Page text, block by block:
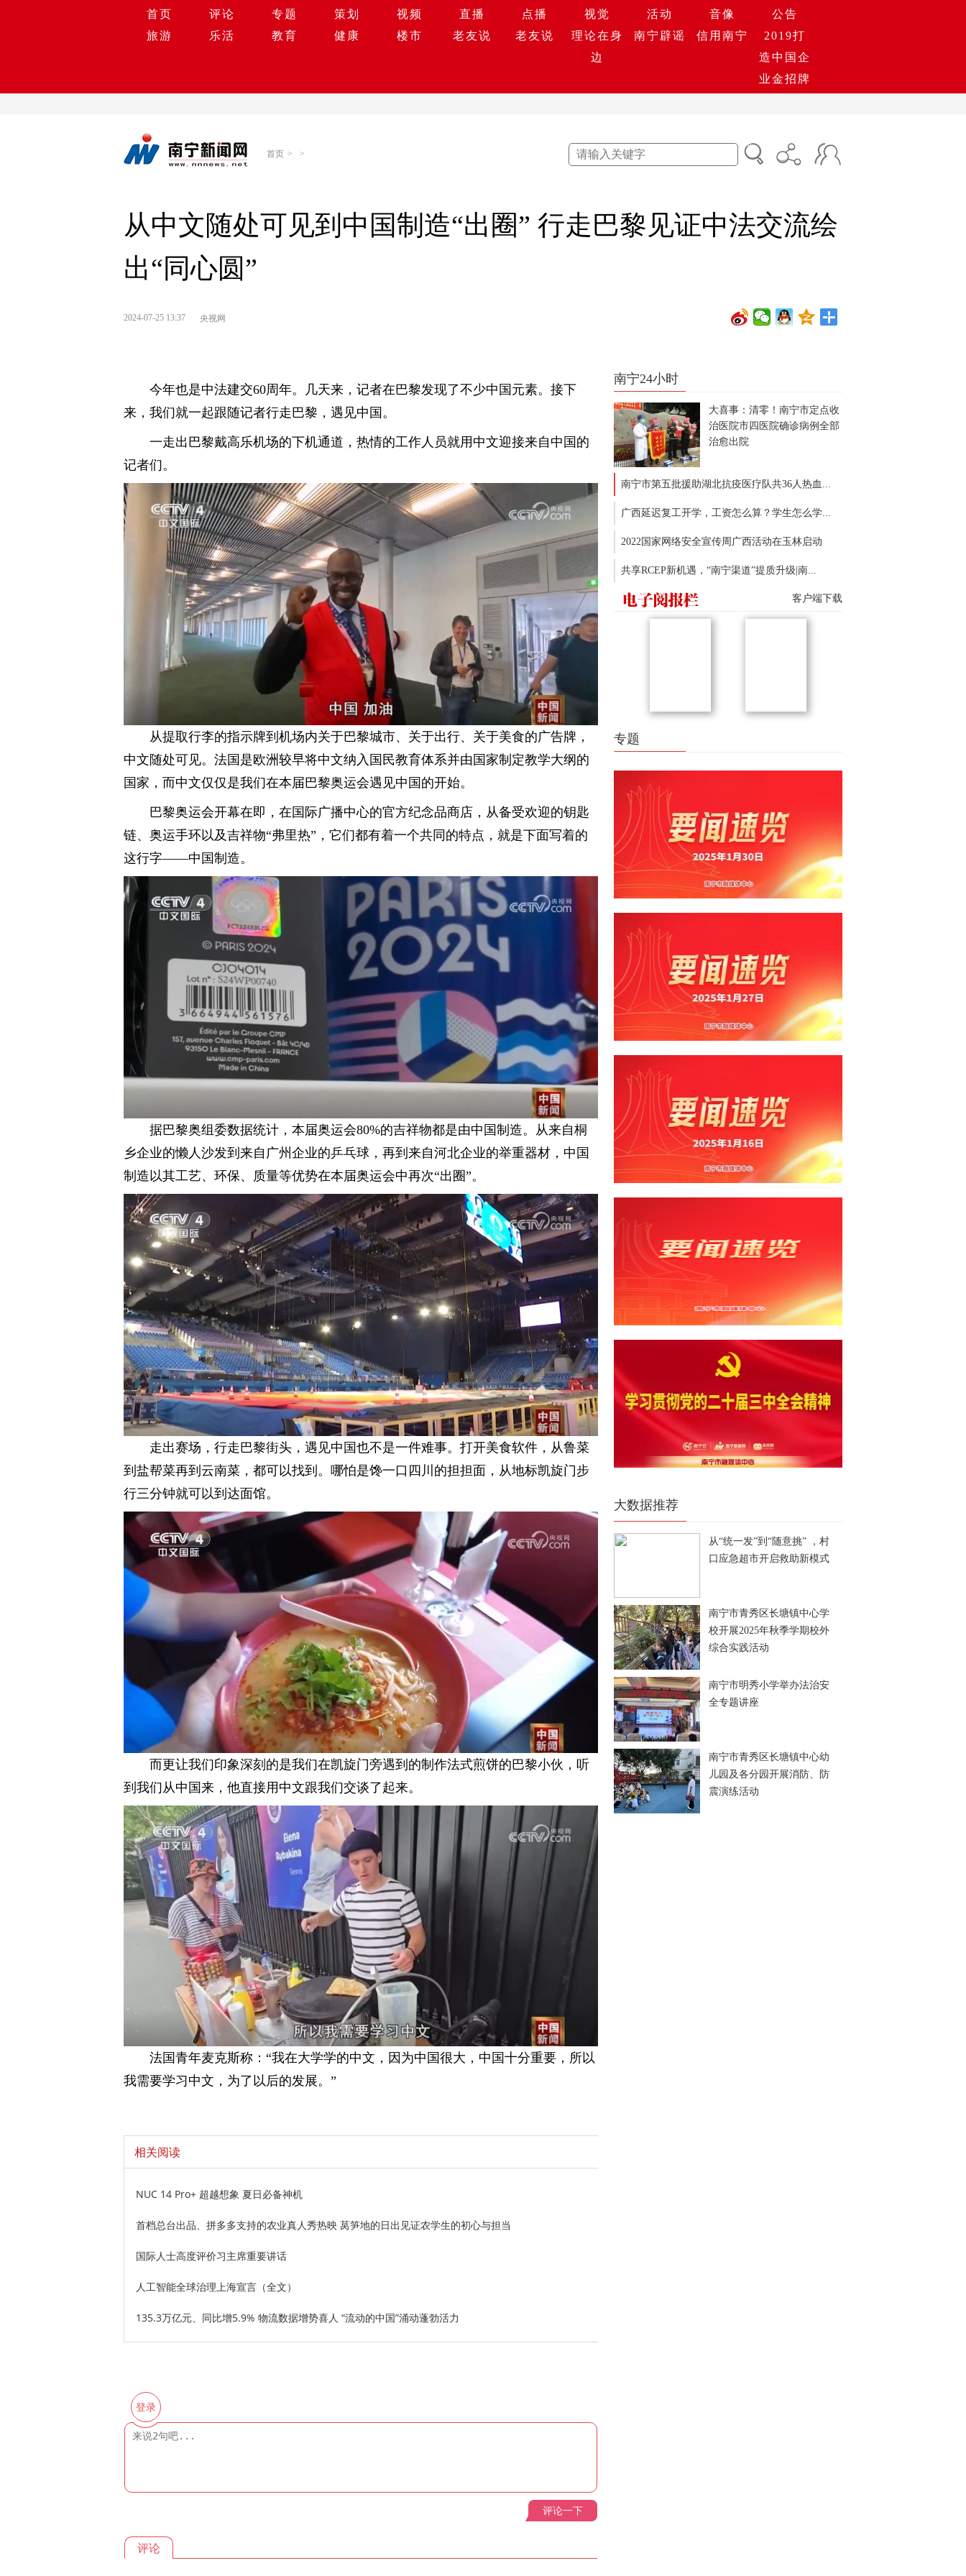
首页 评论 专题 策划 视频 直播 点播 视觉 活动 音像
公告
旅游
乐活 教育 健康 楼市 老友说 老友说
理论在身
边
南宁辟谣 信用南宁
2019打
造中国企
业金招牌
首页 > >
从中文随处可见到中国制造“出圈” 行走巴黎见证中法交流绘
出“同心圆”
2024-07-25 13:37 央视网
今年也是中法建交60周年。几天来，记者在巴黎发现了不少中国元素。接下
来，我们就一起跟随记者行走巴黎，遇见中国。
一走出巴黎戴高乐机场的下机通道，热情的工作人员就用中文迎接来自中国的
记者们。
从提取行李的指示牌到机场内关于巴黎城市、关于出行、关于美食的广告牌，
中文随处可见。法国是欧洲较早将中文纳入国民教育体系并由国家制定教学大纲的
国家，而中文仅仅是我们在本届巴黎奥运会遇见中国的开始。
巴黎奥运会开幕在即，在国际广播中心的官方纪念品商店，从备受欢迎的钥匙
链、奥运手环以及吉祥物“弗里热”，它们都有着一个共同的特点，就是下面写着的
这行字——中国制造。
据巴黎奥组委数据统计，本届奥运会80%的吉祥物都是由中国制造。从来自桐
乡企业的懒人沙发到来自广州企业的乒乓球，再到来自河北企业的举重器材，中国
制造以其工艺、环保、质量等优势在本届奥运会中再次“出圈”。
走出赛场，行走巴黎街头，遇见中国也不是一件难事。打开美食软件，从鲁菜
到盐帮菜再到云南菜，都可以找到。哪怕是馋一口四川的担担面，从地标凯旋门步
行三分钟就可以到达面馆。
而更让我们印象深刻的是我们在凯旋门旁遇到的制作法式煎饼的巴黎小伙，听
到我们从中国来，他直接用中文跟我们交谈了起来。
法国青年麦克斯称：“我在大学学的中文，因为中国很大，中国十分重要，所以
我需要学习中文，为了以后的发展。”
相关阅读
NUC 14 Pro+ 超越想象 夏日必备神机
首档总台出品、拼多多支持的农业真人秀热映 莴笋地的日出见证农学生的初心与担当
国际人士高度评价习主席重要讲话
人工智能全球治理上海宣言（全文）
135.3万亿元、同比增5.9% 物流数据增势喜人 “流动的中国”涌动蓬勃活力
登录
评论一下
评论
南宁24小时
大喜事：清零！南宁市定点收
治医院市四医院确诊病例全部
治愈出院
南宁市第五批援助湖北抗疫医疗队共36人热血...
广西延迟复工开学，工资怎么算？学生怎么学...
2022国家网络安全宣传周广西活动在玉林启动
共享RCEP新机遇，“南宁渠道”提质升级|南...
客户端下载
专题
大数据推荐
从“统一发”到“随意挑” ，村
口应急超市开启救助新模式
南宁市青秀区长塘镇中心学
校开展2025年秋季学期校外
综合实践活动
南宁市明秀小学举办法治安
全专题讲座
南宁市青秀区长塘镇中心幼
儿园及各分园开展消防、防
震演练活动